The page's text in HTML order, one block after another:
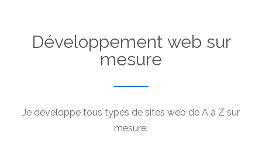
Développement web sur
mesure
Je développe tous types de sites web de A à Z sur
mesure.